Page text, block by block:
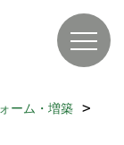
ーム・増築